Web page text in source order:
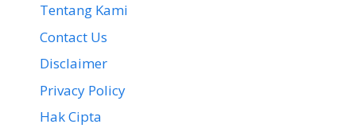
Tentang Kami
Contact Us
Disclaimer
Privacy Policy
Hak Cipta